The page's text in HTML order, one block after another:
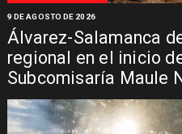
Álvarez-Salamanca
regional en el inicio
Subcomisaría Maule
9 DE AGOSTO DE 2026